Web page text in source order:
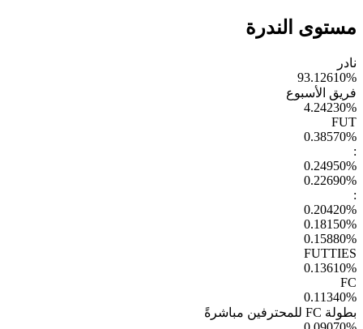
مستوى الندرة
نادر
93.12610%
فريق الأسبوع
4.24230%
FUT
0.38570%
:
0.24950%
0.22690%
:
0.20420%
0.18150%
0.15880%
FUTTIES
0.13610%
FC
0.11340%
بطولة FC للمحترفين مباشرةً